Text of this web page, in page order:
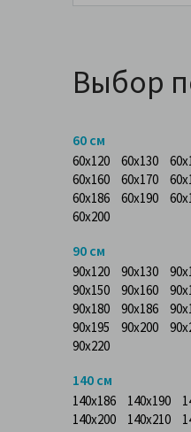
Выбор
60 см
60x120 60x130
60x160
60x170
60x186
60x190
60x200
90 см
90x120 90x130
90x150
90x160
90x180
90x186
90x195
90x200
90x220
140 см
140x186 140x190
140x200
140x210